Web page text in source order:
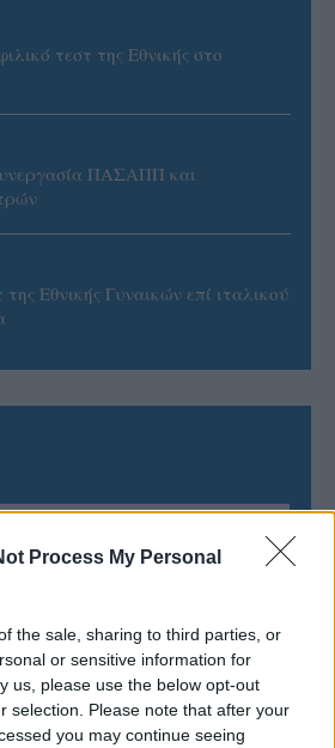
Process My Personal
the sale, sharing to third parties, or
or sensitive information for
us, please use the below opt-out
selection. Please note that after your
you may continue seeing
τεστ της Εθνικής στο
ΠΑΣΑΠΠ και
Εθνικής Γυναικών επί ιταλικού
ΠΕΝΥ ΡΟΝΤΟΓΙΑΝΝΗ
στο σήμερα: Tο τρίτο
ευρωπαϊκό ραντεβού του
Παναθηναϊκού με την
ιστορία